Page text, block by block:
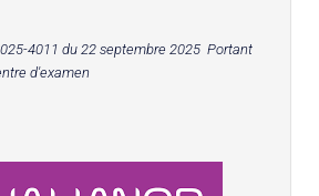
4011 du 22 septembre 2025 Portant
d'examen